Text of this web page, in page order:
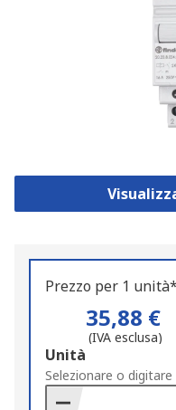
Prezzo per 1 unità*
35,88 €
(IVA esclusa)
Add
to
Basket
Unità
Selezionare o